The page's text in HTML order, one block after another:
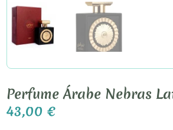
Perfume Árabe Nebras
43,00€